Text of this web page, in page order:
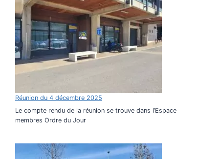
Réunion du 4 décembre 2025
Le compte rendu de la réunion se trouve dans l’Espace
membres Ordre du Jour